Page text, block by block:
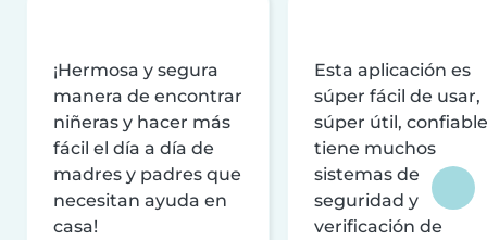
¡Hermosa y segura
manera de encontrar
niñeras y hacer más
fácil el día a día de
madres y padres que
necesitan ayuda en
casa!
Esta aplicación es
súper fácil de usar,
súper útil,
tiene muchos
sistemas de
seguridad y
verificación de